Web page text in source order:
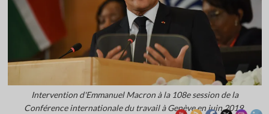
Intervention d'Emmanuel Macron à la 108e session de la
Conférence internationale du travail à Genève en juin 2019.